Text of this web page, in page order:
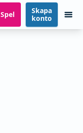
Spel
Skapa
konto